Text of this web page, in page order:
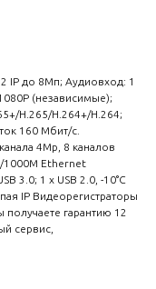
IP до 8Мп; Аудиовход: 1
(независимые);
H.265/H.264+/H.264;
160 Мбит/с.
4Mp, 8 каналов
1000M Ethernet
3.0; 1 х USB 2.0, -10°C
IP Видеорегистраторы
получаете гарантию 12
сервис,